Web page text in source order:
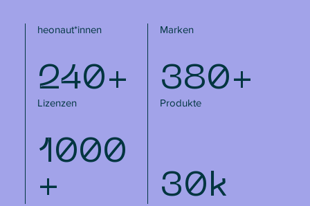
heonaut*innen
240+
Marken
380+
Lizenzen
1000
+
Produkte
30k